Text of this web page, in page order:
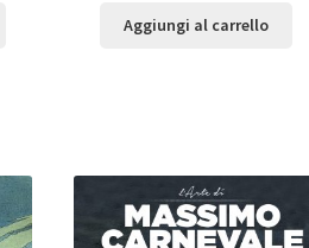
Aggiungi al carrello